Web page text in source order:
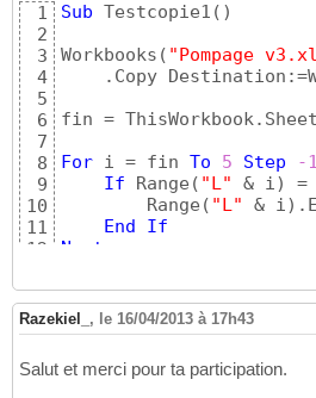
1
2
3
4
5
6
7
8
9
10
11
12
14
15
Sub Testcopie1 ( )
Workbooks ( "Pompage
.Copy
fin =
For i = fin To 5 Step
-1
If Range ( "L" & i) =
        Range
( "L" & i)
End
If
Next
End Sub
Razekiel_ , le 16/04/2013 à 17h43
Salut et merci pour ta participation.